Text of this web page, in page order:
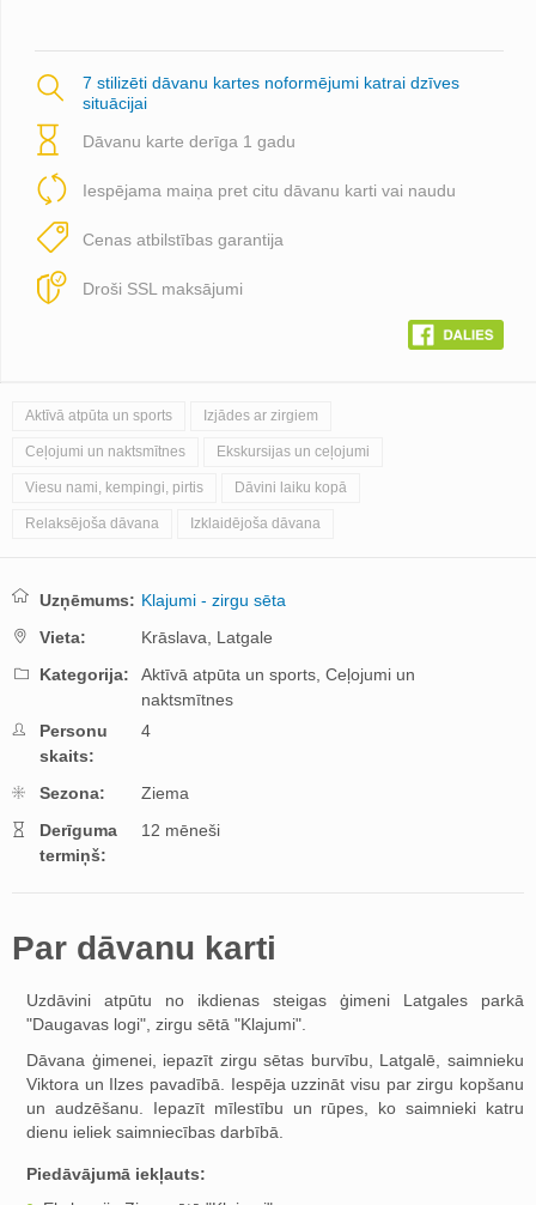
7 stilizēti dāvanu kartes noformējumi katrai dzīves
situācijai
Dāvanu karte derīga 1 gadu
Iespējama maiņa pret citu dāvanu karti vai naudu
Cenas atbilstības garantija
Droši SSL maksājumi
Aktīvā atpūta un sports Izjādes ar zirgiem
Ceļojumi un naktsmītnes Ekskursijas un ceļojumi
Viesu nami, kempingi, pirtis Dāvini laiku kopā
Relaksējoša dāvana Izklaidējoša dāvana
Uzņēmums: Klajumi - zirgu sēta
Vieta:
Krāslava,
Latgale
Kategorija:
Aktīvā atpūta un sports, Ceļojumi un
naktsmītnes
Personu
skaits:
4
Sezona:
Ziema
Derīguma
termiņš:
12 mēneši
Par dāvanu karti
Uzdāvini atpūtu no ikdienas steigas ģimeni Latgales parkā
"Daugavas logi", zirgu sētā "Klajumi".
Dāvana ģimenei, iepazīt zirgu sētas burvību, Latgalē, saimnieku
Viktora un Ilzes pavadībā. Iespēja uzzināt visu par zirgu kopšanu
un audzēšanu. Iepazīt mīlestību un rūpes, ko saimnieki katru
dienu ieliek saimniecības darbībā.
Piedāvājumā iekļauts: